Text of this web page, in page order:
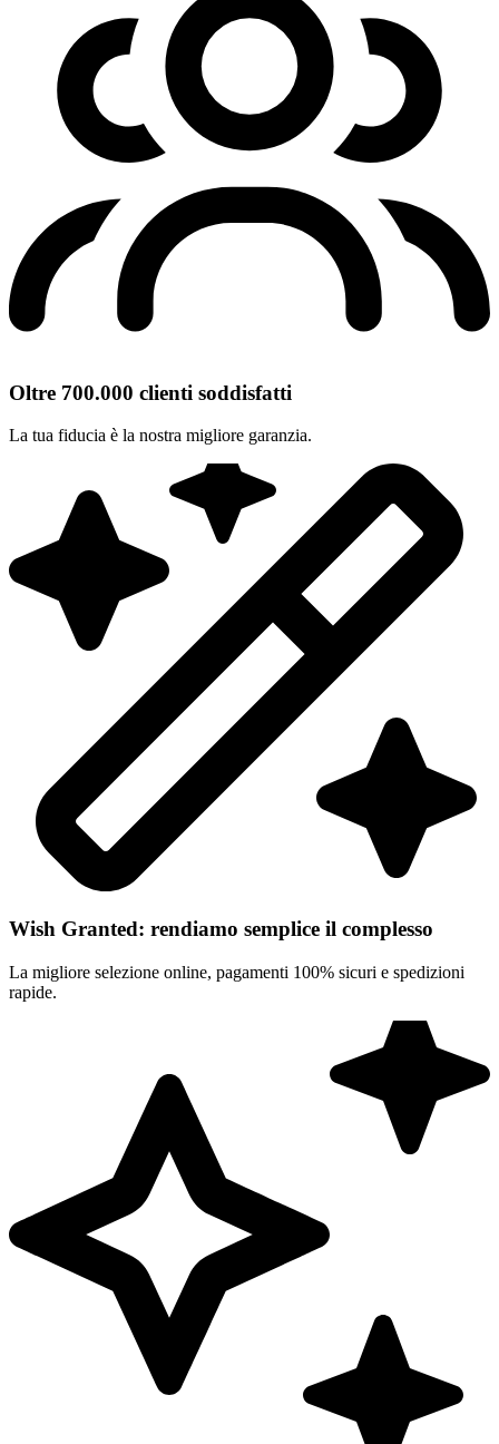
Oltre 700.000 clienti soddisfatti
La tua fiducia è la nostra migliore garanzia.
Wish Granted: rendiamo semplice il complesso
La migliore selezione online, pagamenti 100% sicuri e spedizioni
rapide.